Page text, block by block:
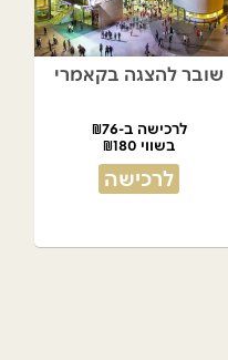
שובר להצגה בקאמרי
לרכישה ב-₪76
בשווי ₪180
לרכישה